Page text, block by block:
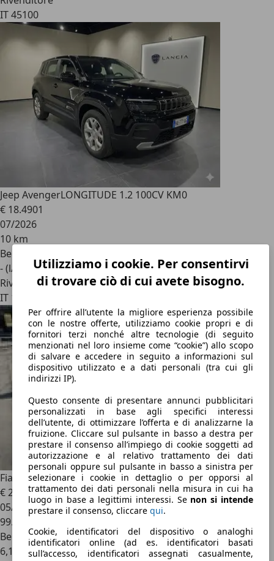
Utilizziamo i cookie. Per consentirvi
di trovare ciò di cui avete bisogno.
Per offrire all’utente la migliore esperienza possibile
con le nostre offerte, utilizziamo cookie propri e di
fornitori terzi nonché altre tecnologie (di seguito
menzionati nel loro insieme come “cookie”) allo scopo
di salvare e accedere in seguito a informazioni sul
dispositivo utilizzato e a dati personali (tra cui gli
indirizzi IP).
Questo consente di presentare annunci pubblicitari
personalizzati in base agli specifici interessi
dell’utente, di ottimizzare l’offerta e di analizzarne la
fruizione. Cliccare sul pulsante in basso a destra per
prestare il consenso all’impiego di cookie soggetti ad
autorizzazione e al relativo trattamento dei dati
personali oppure sul pulsante in basso a sinistra per
selezionare i cookie in dettaglio o per opporsi al
trattamento dei dati personali nella misura in cui ha
luogo in base a legittimi interessi. Se non si intende
prestare il consenso, cliccare qui.
Cookie, identificatori del dispositivo o analoghi
identificatori online (ad es. identificatori basati
sull’accesso, identificatori assegnati casualmente,
IT 45100
Jeep AvengerLONGITUDE 1.2 100CV KM0
€ 18.4901
07/2026
10 km
Benzina
- (l/100 km)
Rivenditore
IT 13876
Fiat Grande Punto TASSO ZERO
€ 2.350
05/2010
99.000 km
Benzina
6,1 l/100 km (comb.)